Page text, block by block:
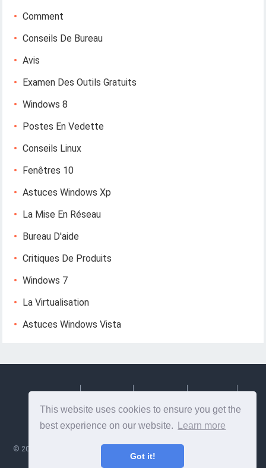
This website uses cookies to ensure you get the
best experience on our website.
Learn more
Got it!
Comment
Conseils De Bureau
Avis
Examen Des Outils Gratuits
Windows 8
Postes En Vedette
Conseils Linux
Fenêtres 10
Astuces Windows Xp
La Mise En Réseau
Bureau D'aide
Critiques De Produits
Windows 7
La Virtualisation
Astuces Windows Vista
© 2026 Lesptitesaffairesdemayl
- Conseils et informations utiles sur la
conception et le développement Web!